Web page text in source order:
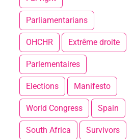
Parliamentarians
OHCHR Extrême droite
Parlementaires
Elections Manifesto
World Congress Spain
South Africa Survivors